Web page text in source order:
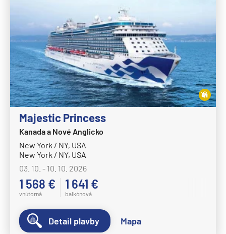
Majestic Princess
Kanada a Nové Anglicko
New York / NY, USA
New York / NY, USA
03. 10. - 10. 10. 2026
1 568 €
vnútorná
1 641 €
balkónová
Detail plavby Mapa